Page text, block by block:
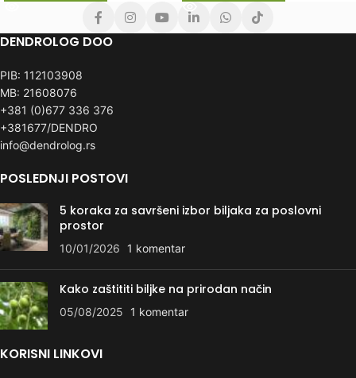
DENDROLOG DOO
PIB: 112103908
MB: 21608076
+381 (0)677 336 376
+381677/DENDRO
info@dendrolog.rs
POSLEDNJI POSTOVI
5 koraka za savršeni izbor biljaka za poslovni
prostor
10/01/2026 1 komentar
Kako zaštititi biljke na prirodan način
05/08/2025 1 komentar
KORISNI LINKOVI